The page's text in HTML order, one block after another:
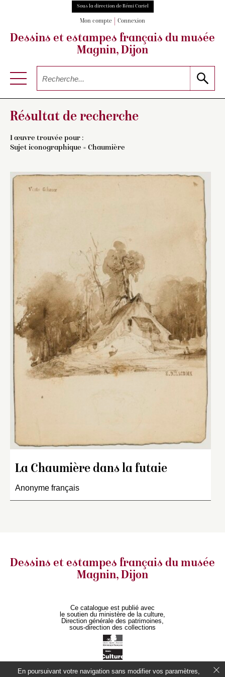
Sous la direction de Rémi Cariel
Mon compte Connexion
Dessins et estampes français du musée
Magnin, Dijon
Résultat de recherche
1 œuvre trouvée pour :
Sujet iconographique = Chaumière
La Chaumière dans la futaie
Anonyme français
Dessins et estampes français du musée
Magnin, Dijon
Ce catalogue est publié avec
le soutien du ministère de la culture,
Direction générale des patrimoines,
sous-direction des collections
En poursuivant votre navigation sans modifier vos paramètres,